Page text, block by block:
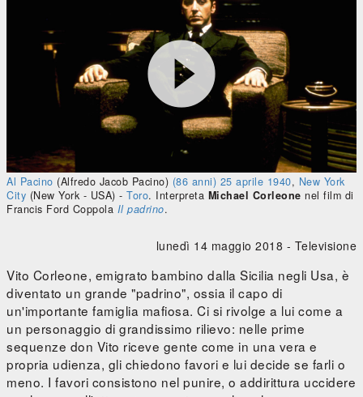

 0:00/0:00 

Al Pacino (Alfredo Jacob Pacino) (86 anni) 25 aprile 1940, New York
City (New York - USA) - Toro. Interpreta Michael Corleone nel film di
Francis Ford Coppola Il padrino.
lunedì 14 maggio 2018 - Televisione
Vito Corleone, emigrato bambino dalla Sicilia negli Usa, è
diventato un grande "padrino", ossia il capo di
un'importante famiglia mafiosa. Ci si rivolge a lui come a
un personaggio di grandissimo rilievo: nelle prime
sequenze don Vito riceve gente come in una vera e
propria udienza, gli chiedono favori e lui decide se farli o
meno. I favori consistono nel punire, o addirittura uccidere